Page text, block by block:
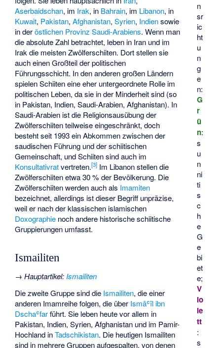
n
sr
ic
ht
u
n
g
e
n:
G
r
ü
n:
s
u
n
ni
ti
s
c
h
e
G
e
bi
et
e;
V
io
le
tt
:
s
Aserbaidschan, im Irak, in Bahrain, im Libanon, in
Kuwait, Pakistan,Afghanistan,Syrien, Indiensowie
in deröstlichen Provinz Saudi-Arabiens. Wenn man
die absolute Zahl betrachtet, leben in Iran und im
Irak die meisten Zwölferschiiten. Dort stellen sie
auch einen Großteil der politischen
Führungsschicht. In den anderen großen Ländern
spielen Schiiten eine eher untergeordnete Rolle im
politischen Leben, da sie in der Minderheit sind (so
in Pakistan, Indien, Saudi-Arabien, Afghanistan). In
Saudi-Arabien ist die Religionsausübung der
Zwölferschiiten teilweise eingeschränkt, doch
besteht seit 1993 ein Abkommen zwischen der
saudischen Führung und der schiitischen
Gemeinschaft, und Schiiten sind auch im
Konsultativratvertreten.[3] Im Libanon stellen die
Zwölferschiiten etwa 30 % der Bevölkerung. Die
Zwölferschiiten werden auch als Imamiten
bezeichnet, allerdings ist dieser Begriff unpräzise,
weil er nach der klassischen islamischen
Doxographie noch andere historische schiitische
Gruppierungen umfasst.
Ismailiten
→Hauptartikel: Ismailiten
Die zweite Gruppe sind die Ismailiten, die einer
anderen Imamreihe folgen, die über Ismāʿīl ibn
Dschaʿfarführt. Sie leben heute vor allem in
Pakistan, Indien, Syrien, Afghanistan und im Pamir-
Hochland inTadschikistan. Die heutigen Ismailiten
sind in mehrere Gruppen aufgespalten, von denen